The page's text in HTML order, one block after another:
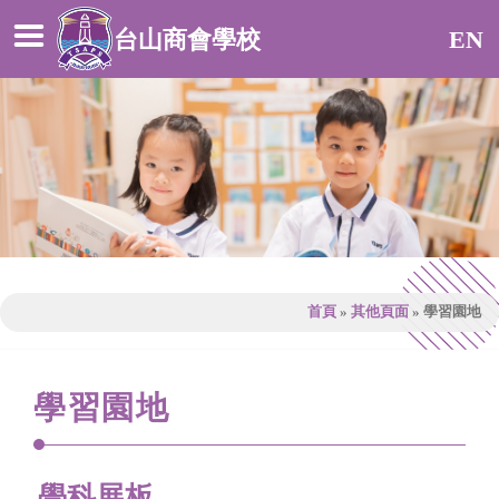
台山商會學校 EN
首頁 » 其他頁面 » 學習園地
學習園地